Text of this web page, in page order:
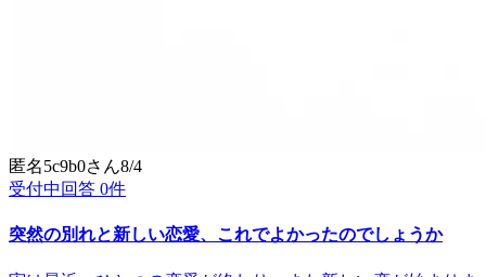
匿名5c9b0さん8/4
受付中 回答 0件
突然の別れと新しい恋愛、これでよかったのでしょうか